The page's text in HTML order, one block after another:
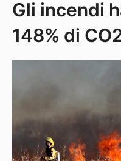
Gli incendi
148% di